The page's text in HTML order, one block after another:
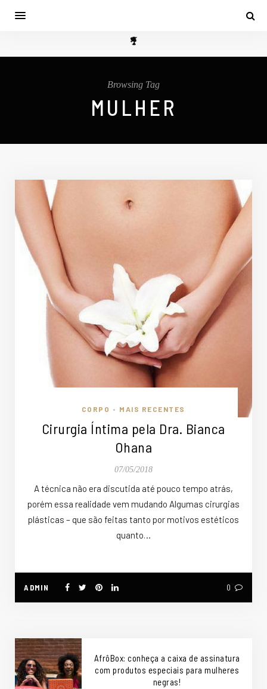
Browsing Tag
MULHER
CORPO • MAIS RECENTES
Cirurgia Íntima pela Dra. Bianca
Ohana
07/05/2018
A técnica não era discutida até pouco tempo atrás,
porém essa realidade vem mudando Algumas cirurgias
plásticas – que são feitas tanto por motivos estéticos
quanto…
ADMIN 0
AfrôBox: conheça a caixa de assinatura
com produtos especiais para mulheres
negras!